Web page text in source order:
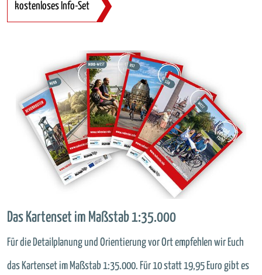
kostenloses Info-Set
Das Kartenset im Maßstab 1:35.000
Für die Detailplanung und Orientierung vor Ort empfehlen wir Euch
das Kartenset im Maßstab 1:35.000. Für 10 statt 19,95 Euro gibt es